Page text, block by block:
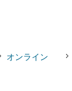
オンライン